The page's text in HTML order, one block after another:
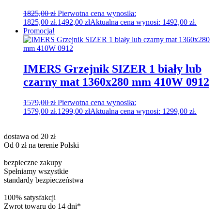
1825,00zł Pierwotna cena wynosiła:
1825,00 zł.1492,00 złAktualna cena wynosi: 1492,00 zł.
Promocja!
IMERS Grzejnik SIZER 1 biały lub
czarny mat 1360x280 mm 410W 0912
1579,00zł Pierwotna cena wynosiła:
1579,00 zł.1299,00 złAktualna cena wynosi: 1299,00 zł.
dostawa od 20 zł
Od 0 zł na terenie Polski
bezpieczne zakupy
Spełniamy wszystkie
standardy bezpieczeństwa
100% satysfakcji
Zwrot towaru do 14 dni*